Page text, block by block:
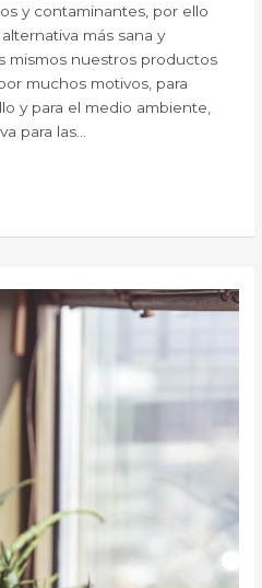
y contaminantes, por ello
más sana y
mismos nuestros productos
muchos motivos, para
y para el medio ambiente,
para las…